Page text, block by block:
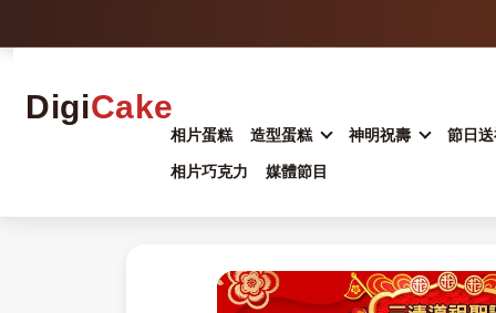
DigiCake
相片蛋糕 造型蛋糕 神明祝壽 節日
相片巧克力 媒體節目